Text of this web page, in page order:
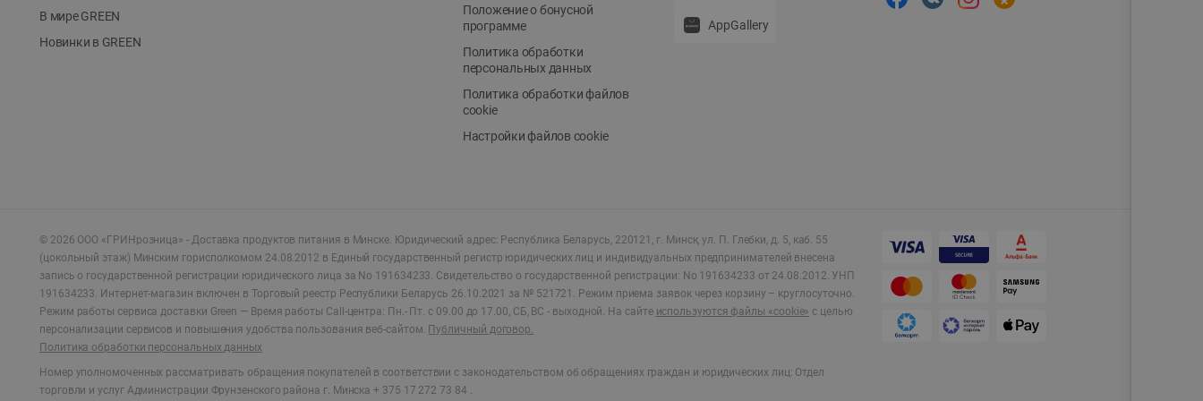
В мире GREEN
Новинки в GREEN
Положение о бонусной
программе
Политика обработки
персональных данных
Политика обработки файлов
cookie
Настройки файлов cookie
AppGallery
© 2026 ООО «ГРИНрозница» - Доставка продуктов питания в Минске. Юридический адрес: Республика Беларусь, 220121, г. Минск, ул. П. Глебки, д. 5, каб. 55
(цокольный этаж) Минским горисполкомом 24.08.2012 в Единый государственный регистр юридических лиц и индивидуальных предпринимателей внесена
запись о государственной регистрации юридического лица за No 191634233. Свидетельство о государственной регистрации: No 191634233 от 24.08.2012. УНП
191634233. Интернет-магазин включен в Торговый реестр Республики Беларусь 26.10.2021 за № 521721. Режим приема заявок через корзину – круглосуточно.
Режим работы сервиса доставки Green — Время работы Call-центра: Пн.- Пт. с 09.00 до 17.00, СБ, ВС - выходной. На сайте используются файлы «cookie» с целью
персонализации сервисов и повышения удобства пользования веб-сайтом. Публичный договор.
Политика обработки персональных данных
Номер уполномоченных рассматривать обращения покупателей в соответствии с законодательством об обращениях граждан и юридических лиц: Отдел
торговли и услуг Администрации Фрунзенского района г. Минска + 375 17 272 73 84 .